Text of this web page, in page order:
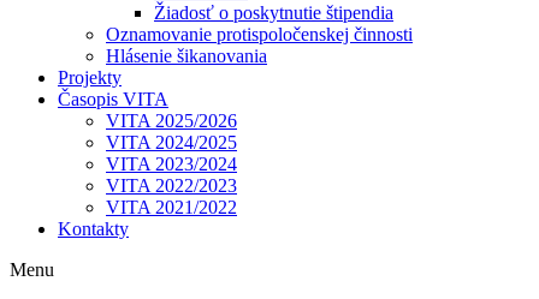
Žiadosť o poskytnutie štipendia
Oznamovanie protispoločenskej činnosti
Hlásenie šikanovania
Projekty
Časopis VITA
VITA 2025/2026
VITA 2024/2025
VITA 2023/2024
VITA 2022/2023
VITA 2021/2022
Kontakty
Menu